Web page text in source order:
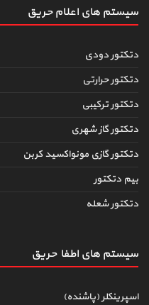
سیستم های اعلام حریق
دتکتور دودی
دتکتور حرارتی
دتکتور ترکیبی
دتکتور گاز شهری
دتکتور گازی مونواکسید کربن
بیم دتکتور
دتکتور شعله
سیستم های اطفاءحریق
اسپرینکلر (پاشنده)